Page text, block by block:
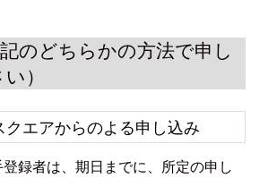
のどちらかの方法で申し
）
クエアからのよる申し込み
録者は、期日までに、所定の申し